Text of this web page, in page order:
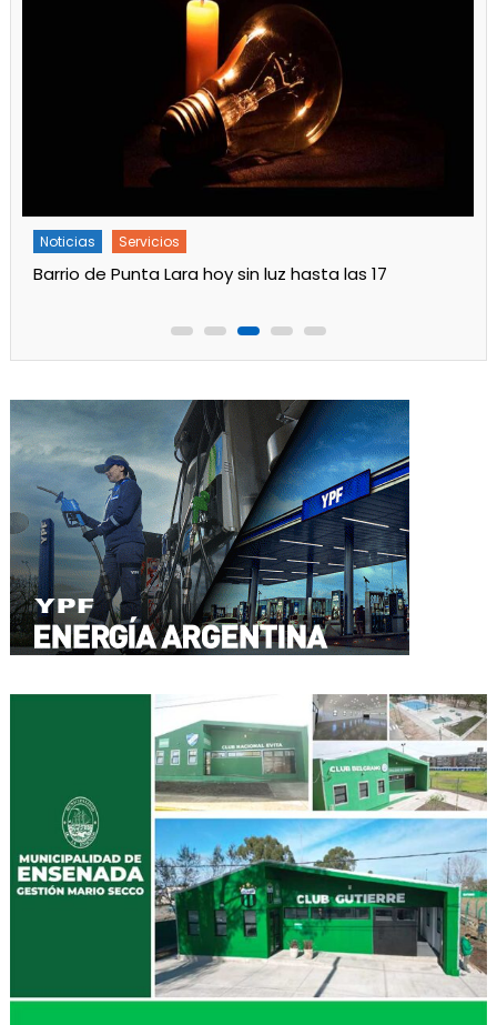
Noticias Servicios
Turnos de Farmacias de Julio 2026 en Ensenada